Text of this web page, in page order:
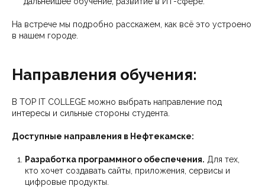
На встрече мы подробно расскажем, как всё это устроено
в нашем городе.
Направления обучения:
В TOP IT COLLEGE можно выбрать направление под
интересы и сильные стороны студента.
Доступные направления в Нефтекамске:
Разработка программного обеспечения. Для тех,
кто хочет создавать сайты, приложения, сервисы и
цифровые продукты.